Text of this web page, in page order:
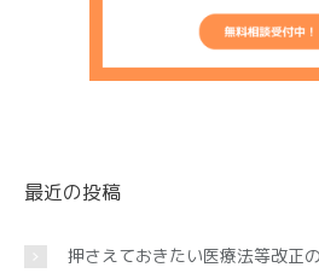
最近の投稿
押さえておきたい医療法等改正